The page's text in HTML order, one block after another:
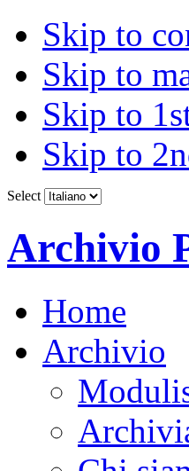
Skip to
Skip to
Skip to
Skip to
Select
Archivio
Home
Archivio